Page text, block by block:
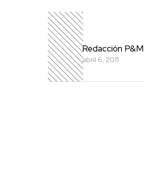
Redacción P&M
abril 6, 2011